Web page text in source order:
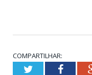
COMPARTILHAR:
Twitter